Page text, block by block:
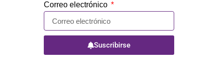
Correo electrónico
Suscribirse